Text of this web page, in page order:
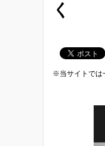
く
※当サイトでは